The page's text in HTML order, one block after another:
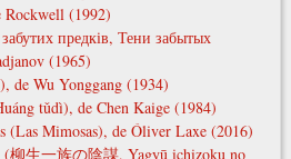
Rockwell (1992)
предків, Тени забытых
(1965)
de Wu Yonggang (1934)
tǔdì), de Chen Kaige (1984)
(Las Mimosas), de Óliver Laxe (2016)
(柳生一族の陰謀, Yagyū ichizoku no